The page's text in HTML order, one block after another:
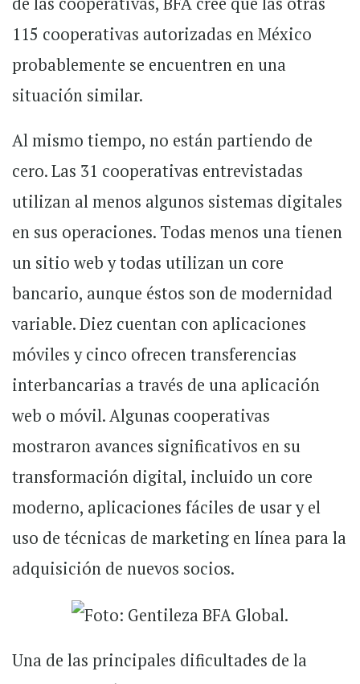
115 cooperativas autorizadas en México
probablemente se encuentren en una
situación similar.
Al mismo tiempo, no están partiendo de
cero. Las 31 cooperativas entrevistadas
utilizan al menos algunos sistemas digitales
en sus operaciones. Todas menos una tienen
un sitio web y todas utilizan un core
bancario, aunque éstos son de modernidad
variable. Diez cuentan con aplicaciones
móviles y cinco ofrecen transferencias
interbancarias a través de una aplicación
web o móvil. Algunas cooperativas
mostraron avances significativos en su
transformación digital, incluido un core
moderno, aplicaciones fáciles de usar y el
uso de técnicas de marketing en línea para la
adquisición de nuevos socios.
Una de las principales dificultades de la